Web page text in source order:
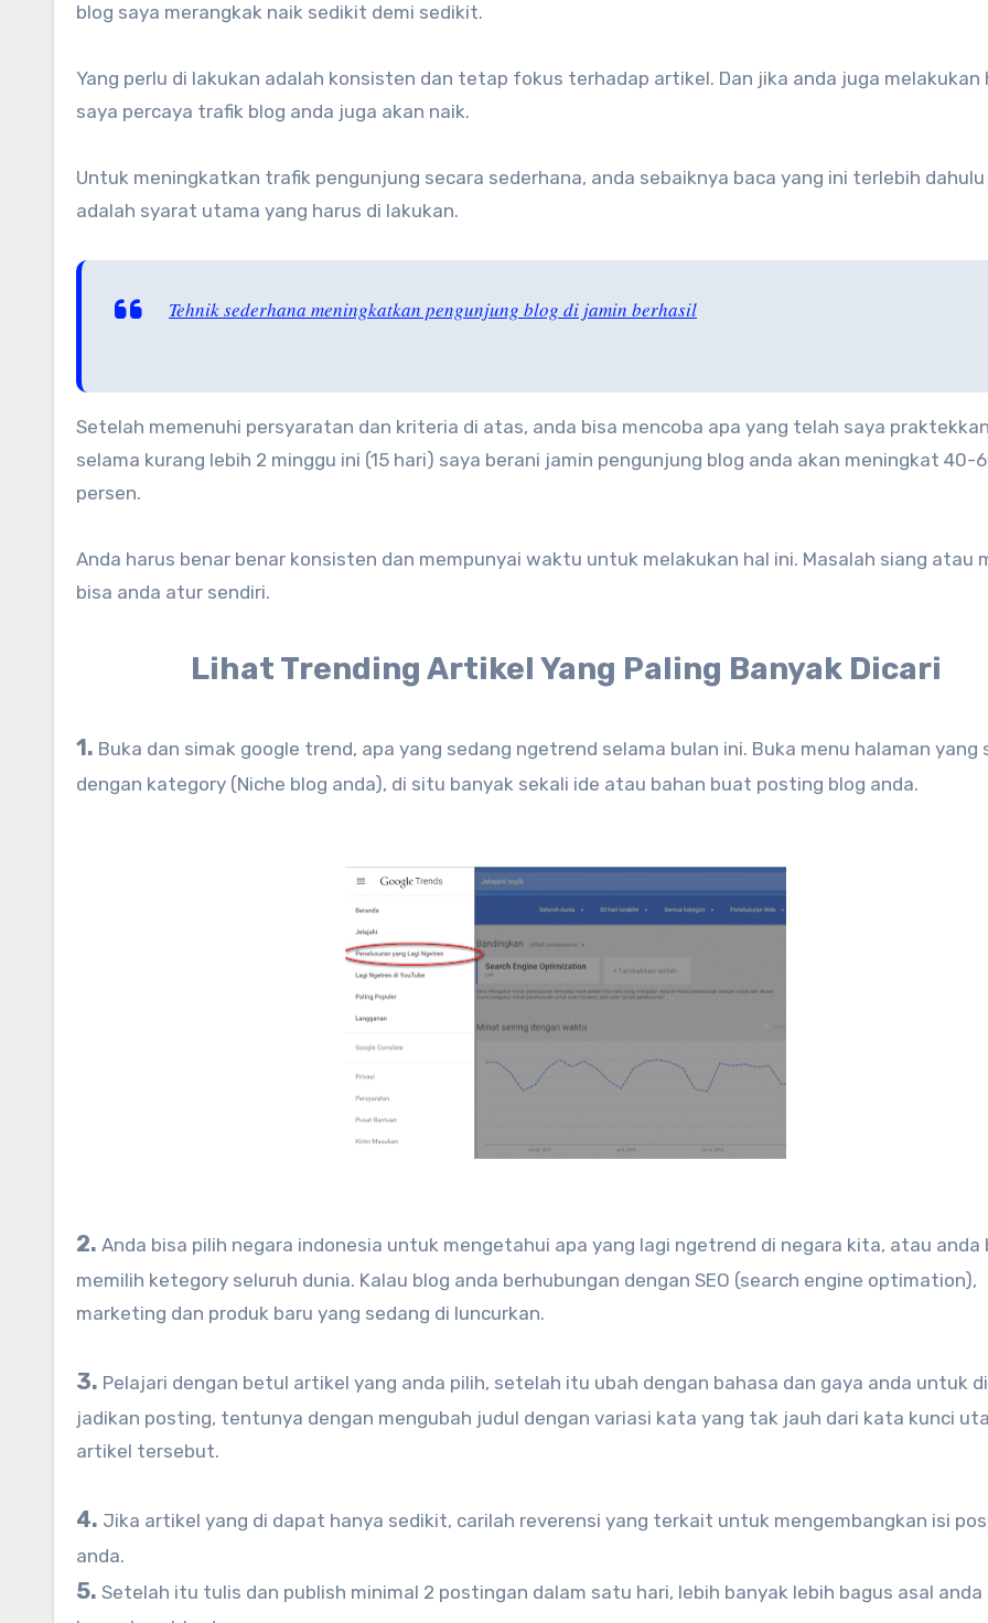
blog saya merangkak naik sedikit demi sedikit.
Yang perlu di lakukan adalah konsisten dan tetap fokus terhadap artikel. Dan jika anda juga melakukan
saya percaya trafik blog anda juga akan naik.
Untuk meningkatkan trafik pengunjung secara sederhana, anda sebaiknya baca yang ini terlebih dahulu
adalah syarat utama yang harus di lakukan.
Tehnik sederhana meningkatkan pengunjung blog di jamin berhasil
Setelah memenuhi persyaratan dan kriteria di atas, anda bisa mencoba apa yang telah saya praktekkan
selama kurang lebih 2 minggu ini (15 hari) saya berani jamin pengunjung blog anda akan meningkat 40-
persen.
Anda harus benar benar konsisten dan mempunyai waktu untuk melakukan hal ini. Masalah siang atau
bisa anda atur sendiri.
Lihat Trending Artikel Yang Paling Banyak Dicari
1. Buka dan simak google trend, apa yang sedang ngetrend selama bulan ini. Buka menu halaman yang
dengan kategory (Niche blog anda), di situ banyak sekali ide atau bahan buat posting blog anda.
2. Anda bisa pilih negara indonesia untuk mengetahui apa yang lagi ngetrend di negara kita, atau anda
memilih ketegory seluruh dunia. Kalau blog anda berhubungan dengan SEO (search engine optimation),
marketing dan produk baru yang sedang di luncurkan.
3. Pelajari dengan betul artikel yang anda pilih, setelah itu ubah dengan bahasa dan gaya anda untuk di
jadikan posting, tentunya dengan mengubah judul dengan variasi kata yang tak jauh dari kata kunci
artikel tersebut.
4. Jika artikel yang di dapat hanya sedikit, carilah reverensi yang terkait untuk mengembangkan isi
anda.
5. Setelah itu tulis dan publish minimal 2 postingan dalam satu hari, lebih banyak lebih bagus asal anda